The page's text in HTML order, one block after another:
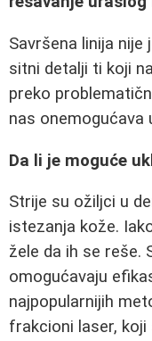
Savršena linija
sitni detalji ti koji
preko
nas onemogućava
Da li je moguće
Strije su ožiljci u
istezanja kože.
žele da ih se reše.
omogućavaju
najpopularnijih
frakcioni laser,